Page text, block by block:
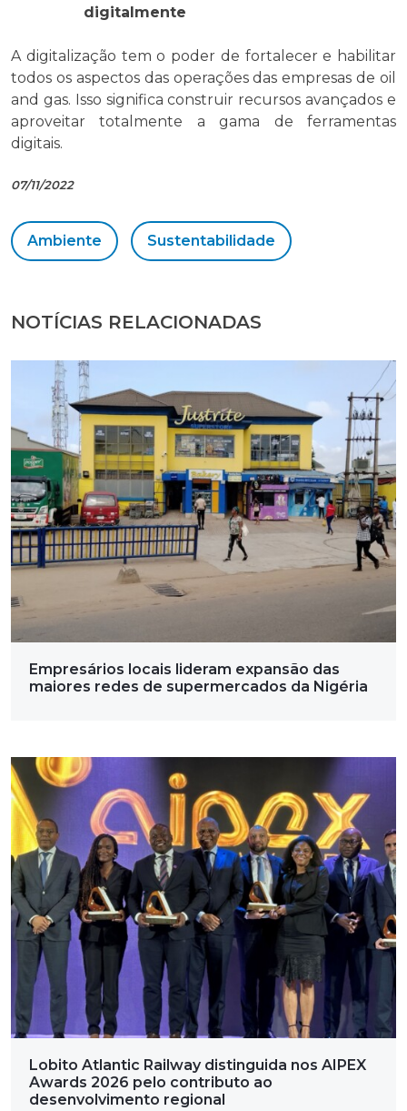
digitalmente
A digitalização tem o poder de fortalecer e habilitar
todos os aspectos das operações das empresas de oil
and gas. Isso significa construir recursos avançados e
aproveitar totalmente a gama de ferramentas
digitais.
07/11/2022
Ambiente Sustentabilidade
NOTÍCIAS RELACIONADAS
Empresários locais lideram expansão das
maiores redes de supermercados da Nigéria
Lobito Atlantic Railway distinguida nos AIPEX
Awards 2026 pelo contributo ao
desenvolvimento regional